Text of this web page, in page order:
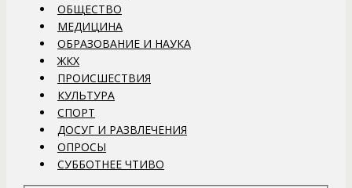
ОБЩЕСТВО
МЕДИЦИНА
ОБРАЗОВАНИЕ И НАУКА
ЖКХ
ПРОИСШЕСТВИЯ
КУЛЬТУРА
СПОРТ
ДОСУГ И РАЗВЛЕЧЕНИЯ
ОПРОСЫ
СУББОТНЕЕ ЧТИВО